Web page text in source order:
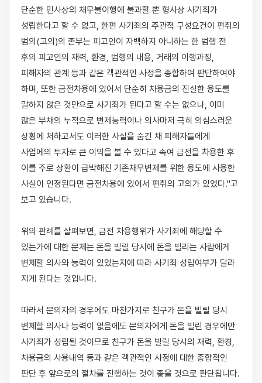
단순한 민사상의 채무불이행에 불과할 뿐 형사상 사기죄가
성립한다고 할 수 없고, 한편 사기죄의 주관적 구성요건이 편취의
범의(고의)의 존부는 피고인이 자백하지 아니하는 한 범행 전
후의 피고인의 재력, 환경, 범행의 내용, 거래의 이행과정,
피해자의 관계 등과 같은 객관적인 사정을 종합하여 판단하여야
하며, 또한 금전차용에 있어서 단순히 차용금의 진실한 용도를
말하지 않은 것만으로 사기죄가 된다고 할 수는 없으나, 이미
많은 부채의 누적으로 변제능력이나 의사마저 극히 의심스러운
상황에 처하고서도 이러한 사실을 숨긴 채 피해자들에게
사업에의 투자로 큰 이익을 볼 수 있다고 속여 금전을 차용한 후
이를 주로 상환이 급박해진 기존채무변제를 위한 용도에 사용한
사실이 인정된다면 금전차용에 있어서 편취의 고의가 있었다."고
보고 있습니다.
위의 판례를 살펴보면, 금전 차용행위가 사기죄에 해당할 수
있는가에 대한 문제는 돈을 빌릴 당시에 돈을 빌리는 사람에게
변제할 의사와 능력이 있었는지에 따라 사기죄 성립여부가 달라
지게 된다는 것입니다.
따라서 문의자의 경우에도 마찬가지로 친구가 돈을 빌릴 당시
변제할 의사나 능력이 없음에도 문의자에게 돈을 빌린 경우에만
사기죄가 성립될 것이므로 친구가 돈을 빌릴 당시의 재력, 환경,
차용금의 사용내역 등과 같은 객관적인 사정에 대한 종합적인
판단 후 앞으로의 절차를 진행하는 것이 좋을 것으로 판단됩니다.